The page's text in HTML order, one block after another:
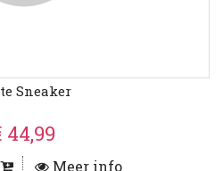
Sneaker
44,99
Meer info